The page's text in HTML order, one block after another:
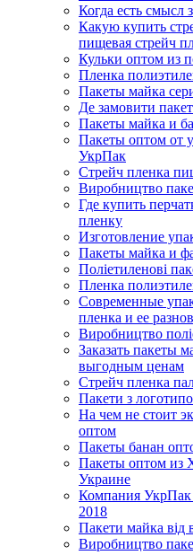
Когда есть смысл
Какую купить
пищевая стрейч
Кульки оптом из
Пленка
Пакеты майка
Де замовити
Пакеты майка и
Пакеты оптом от
УкрПак
Стрейч пленка
Виробництво
Где купить
пленку
Изготовление
Пакеты майка и
Поліетиленові
Пленка
Современные
пленка и ее
Виробництво
Заказать пакеты
выгодным ценам
Стрейч пленка
Пакети з
На чем не стоит
оптом
Пакеты банан
Пакеты оптом из
Украине
Компания УкрПак
2018
Пакети майка
Виробництво